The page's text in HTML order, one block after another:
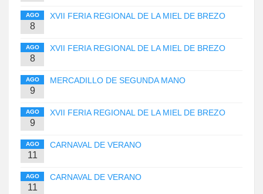
AGO
8
XVII FERIA REGIONAL DE LA MIEL DE BREZO
AGO
8
XVII FERIA REGIONAL DE LA MIEL DE BREZO
AGO
9
MERCADILLO DE SEGUNDA MANO
AGO
9
XVII FERIA REGIONAL DE LA MIEL DE BREZO
AGO
11
CARNAVAL DE VERANO
AGO
11
CARNAVAL DE VERANO